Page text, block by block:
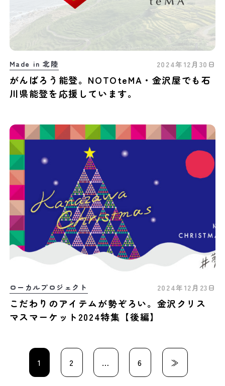
Made in 北陸 2024年12月30日
がんばろう能登。NOTOteMA・金沢屋でも石
川県能登を応援しています。
ローカルプロジェクト 2024年12月23日
こだわりのアイテムが勢ぞろい。金沢クリス
マスマーケット2024特集【後編】
1 2 … 6 ≫